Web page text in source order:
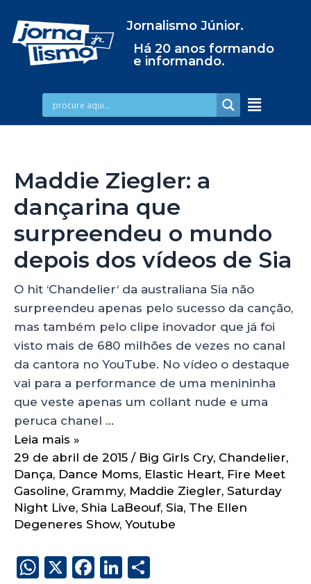
Jornalismo Júnior.
Há 20 anos formando
e informando.
Maddie Ziegler: a
dançarina que
surpreendeu o mundo
depois dos vídeos de Sia
O hit ‘Chandelier‘ da australiana Sia não
surpreendeu apenas pelo sucesso da canção,
mas também pelo clipe inovador que já foi
visto mais de 680 milhões de vezes no canal
da cantora no YouTube. No vídeo o destaque
vai para a performance de uma menininha
que veste apenas um collant nude e uma
peruca chanel …
Leia mais »
29 de abril de 2015 / Big Girls Cry, Chandelier,
Dança, Dance Moms, Elastic Heart, Fire Meet
Gasoline, Grammy, Maddie Ziegler, Saturday
Night Live, Shia LaBeouf, Sia, The Ellen
Degeneres Show, Youtube
W X
F
Li